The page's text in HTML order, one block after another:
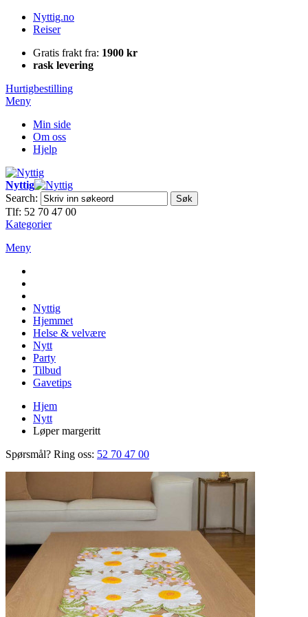
Nyttig.no
Reiser
Gratis frakt fra: 1900 kr
rask levering
Hurtigbestilling
Meny
Min side
Om oss
Hjelp
Nyttig
Search:
Søk
Tlf: 52 70 47 00
Kategorier
Meny
Nyttig
Hjemmet
Helse & velvære
Nytt
Party
Tilbud
Gavetips
Hjem
Nytt
Løper margeritt
Spørsmål? Ring oss: 52 70 47 00